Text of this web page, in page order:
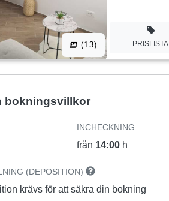
(13) PRISLISTA
bokningsvillkor
INCHECKNING
från 14:00 h
(DEPOSITION)
krävs för att säkra din bokning